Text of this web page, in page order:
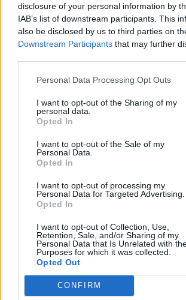
disclosure of your personal information by
IAB’s list of downstream participants. This
also be disclosed by us to third parties on
Downstream Participants that may further
Personal Data Processing Opt Outs
I want to opt-out of the Sharing of my
personal data.
Opted In
I want to opt-out of the Sale of my
Personal Data.
Opted In
I want to opt-out of processing my
Personal Data for Targeted Advertising.
Opted In
I want to opt-out of Collection, Use,
Retention, Sale, and/or Sharing of my
Personal Data that Is Unrelated with
Purposes for which it was collected.
Opted Out
CONFIRM
Hartyánszky István vagyok, egyetemista.
autózás rajnongó, és már lassan egy éve
cars.hu-n cikkek írásával.
Debrecent: elindult a
sorozatgyártása
Elektromos
8500-an rendeltek
amit nem láttak —
Elektromos
97,6 százalékon áll
villanyautó-aránya –